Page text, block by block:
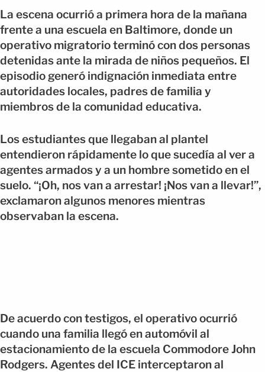
La escena ocurrió a primera hora de la mañana
frente a una escuela en Baltimore, donde un
operativo migratorio terminó con dos personas
detenidas ante la mirada de niños pequeños. El
episodio generó indignación inmediata entre
autoridades locales, padres de familia y
miembros de la comunidad educativa.
Los estudiantes que llegaban al plantel
entendieron rápidamente lo que sucedía al ver a
agentes armados y a un hombre sometido en el
suelo. “¡Oh, nos van a arrestar! ¡Nos van a llevar!”,
exclamaron algunos menores mientras
observaban la escena.
De acuerdo con testigos, el operativo ocurrió
cuando una familia llegó en automóvil al
estacionamiento de la escuela Commodore John
Rodgers. Agentes del ICE interceptaron al